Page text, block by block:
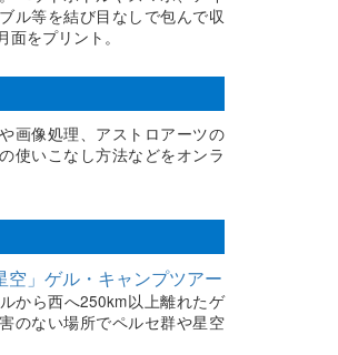
ル等を結び目なしで包んで収
をプリント。
画像処理、アストロアーツの
使いこなし方法などをオンラ
空」ゲル・キャンプツアー
から西へ250km以上離れたゲ
のない場所でペルセ群や星空